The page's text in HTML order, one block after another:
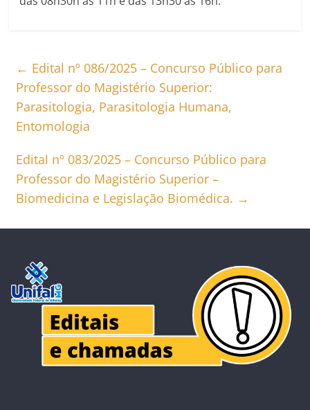
← Edital nº 086/2025 – Concurso Público para
Professor do Magistério Superior:
Parasitologia, Parasitologia Humana,
Entomologia
Edital nº 083/2025 – Concurso Público para
Professor do Magistério Superior –
Biomedicina e Legislação Biomédica. →